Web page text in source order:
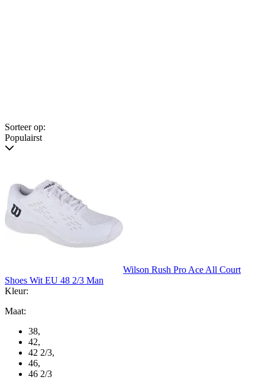
Sorteer op:
Populairst
Wilson Rush Pro Ace All Court
Shoes Wit EU 48 2/3 Man
Kleur:
Maat:
38,
42,
42 2/3,
46,
46 2/3